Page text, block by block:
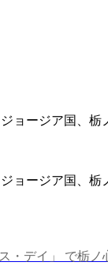
ョージア国、
ョージア国、
・デイ」 で栃